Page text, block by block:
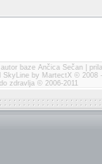
baze Ančica Sečan |
SkyLine by MartectX © 2008
zdravlja © 2006-2011